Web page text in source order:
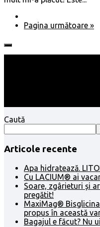
Pagina următoare »
Caută
Articole recente
Apa hidratează.
Cu LACIUM® ai
Soare, zgârieturi și
pregătit!
MaxiMag®
propus în această
Bagajul e făcut? Nu